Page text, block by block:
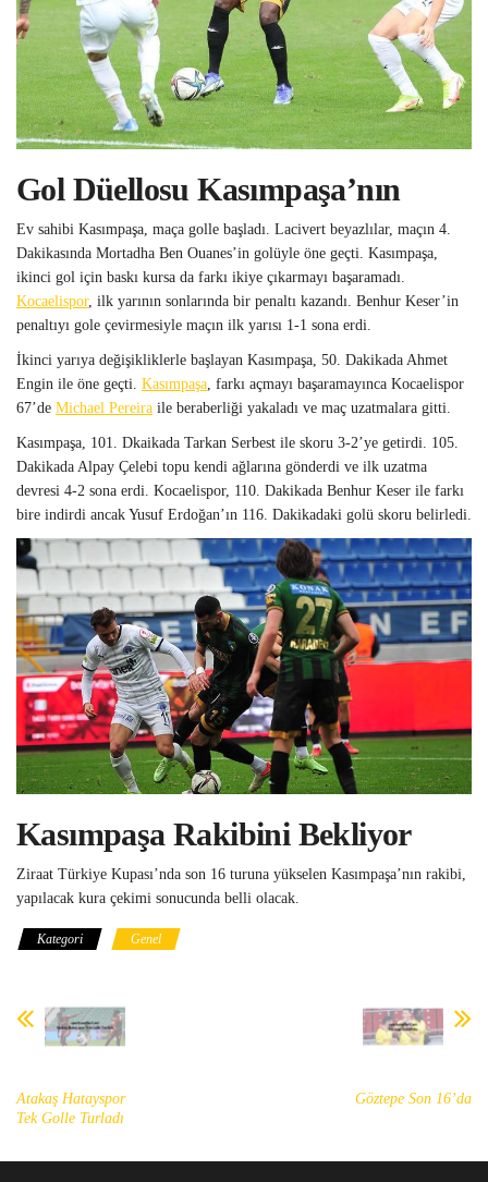
Gol Düellosu Kasımpaşa’nın
Ev sahibi Kasımpaşa, maça golle başladı. Lacivert beyazlılar, maçın 4.
Dakikasında Mortadha Ben Ouanes’in golüyle öne geçti. Kasımpaşa,
ikinci gol için baskı kursa da farkı ikiye çıkarmayı başaramadı.
Kocaelispor, ilk yarının sonlarında bir penaltı kazandı. Benhur Keser’in
penaltıyı gole çevirmesiyle maçın ilk yarısı 1-1 sona erdi.
İkinci yarıya değişikliklerle başlayan Kasımpaşa, 50. Dakikada Ahmet
Engin ile öne geçti. Kasımpaşa, farkı açmayı başaramayınca Kocaelispor
67’de Michael Pereira ile beraberliği yakaladı ve maç uzatmalara gitti.
Kasımpaşa, 101. Dkaikada Tarkan Serbest ile skoru 3-2’ye getirdi. 105.
Dakikada Alpay Çelebi topu kendi ağlarına gönderdi ve ilk uzatma
devresi 4-2 sona erdi. Kocaelispor, 110. Dakikada Benhur Keser ile farkı
bire indirdi ancak Yusuf Erdoğan’ın 116. Dakikadaki golü skoru belirledi.
Kasımpaşa Rakibini Bekliyor
Ziraat Türkiye Kupası’nda son 16 turuna yükselen Kasımpaşa’nın rakibi,
yapılacak kura çekimi sonucunda belli olacak.
Kategori Genel
Atakaş Hatayspor
Tek Golle Turladı
Göztepe Son 16’da